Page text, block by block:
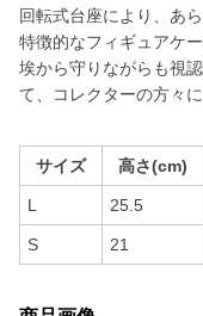
回転式台座により、あ
特徴的なフィギュアケー
埃から守りながらも視
て、コレクターの方々に
サイズ 高さ(cm)
L 25.5
S 21